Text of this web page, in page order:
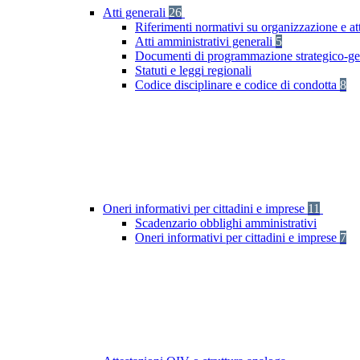
Atti generali 26
Riferimenti normativi su organizzazione e
Atti amministrativi generali 5
Documenti di programmazione strategico-
Statuti e leggi regionali
Codice disciplinare e codice di condotta 8
Oneri informativi per cittadini e imprese 11
Scadenzario obblighi amministrativi
Oneri informativi per cittadini e imprese 7